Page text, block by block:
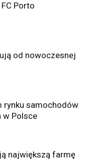
Porto
od nowoczesnej
rynku samochodów
w Polsce
największą farmę